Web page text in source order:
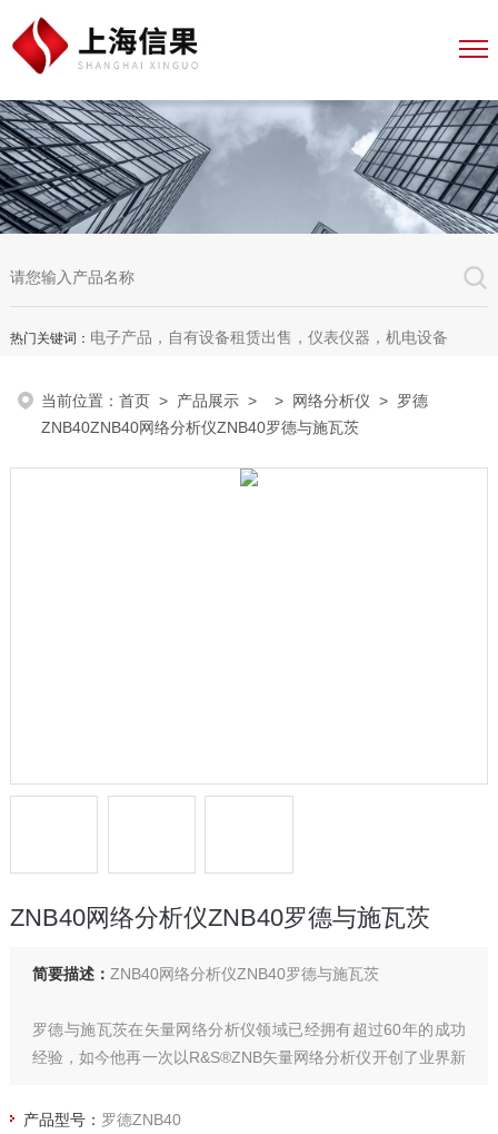
热门关键词： 电子产品，自有设备租赁出售，仪表仪器，机电设备
当前位置：首页 > 产品展示 > > 网络分析仪 > 罗德
ZNB40ZNB40网络分析仪ZNB40罗德与施瓦茨
ZNB40网络分析仪ZNB40罗德与施瓦茨
简要描述： ZNB40网络分析仪ZNB40罗德与施瓦茨
罗德与施瓦茨在矢量网络分析仪领域已经拥有超过60年的成功
经验，如今他再一次以R&S®ZNB矢量网络分析仪开创了业界新
其简便为特色。
产品型号： 罗德ZNB40